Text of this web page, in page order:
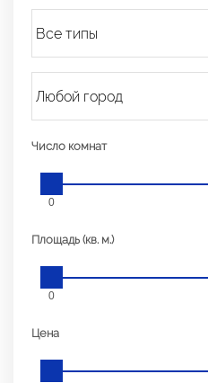
Число комнат
0
Площадь (кв. м.)
0
Цена